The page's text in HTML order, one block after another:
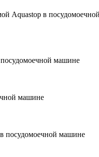
Aquastop в
машине
машине
посудомоечной машине